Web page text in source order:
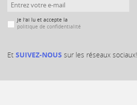
Je l'ai lu et accepte la
politique de confidentialité
Et SUIVEZ-NOUS sur les réseaux sociaux!